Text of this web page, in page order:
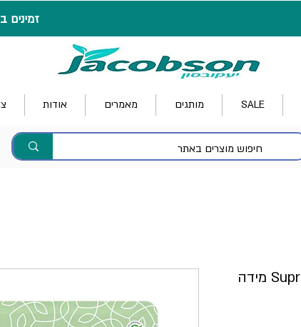
זמינים בטלפון
SALE מותגים מאמרים אודות
חיתול ליל Suprem Fit LILLE Maxi מידה